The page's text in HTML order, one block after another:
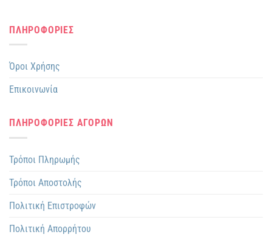
ΠΛΗΡΟΦΟΡΙΕΣ
Όροι Χρήσης
Επικοινωνία
ΠΛΗΡΟΦΟΡΙΕΣ ΑΓΟΡΩΝ
Τρόποι Πληρωμής
Τρόποι Αποστολής
Πολιτική Επιστροφών
Πολιτική Απορρήτου